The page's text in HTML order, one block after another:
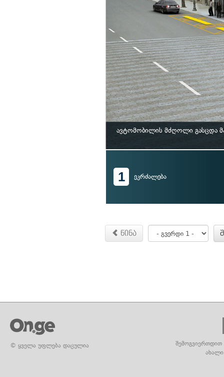
ავტომობილის მძღოლი გასცდა
1 ეკრძალება
წინა
© ყველა უფლება დაცულია
შემოგვიერთდით
ახალი